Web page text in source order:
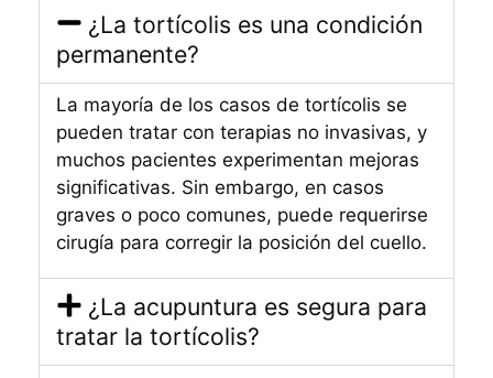
¿La tortícolis es una condición
permanente?
La mayoría de los casos de tortícolis se
pueden tratar con terapias no invasivas, y
muchos pacientes experimentan mejoras
significativas. Sin embargo, en casos
graves o poco comunes, puede requerirse
cirugía para corregir la posición del cuello.
¿La acupuntura es segura para
tratar la tortícolis?